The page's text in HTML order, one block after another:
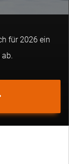
für 2026 ein
ab.